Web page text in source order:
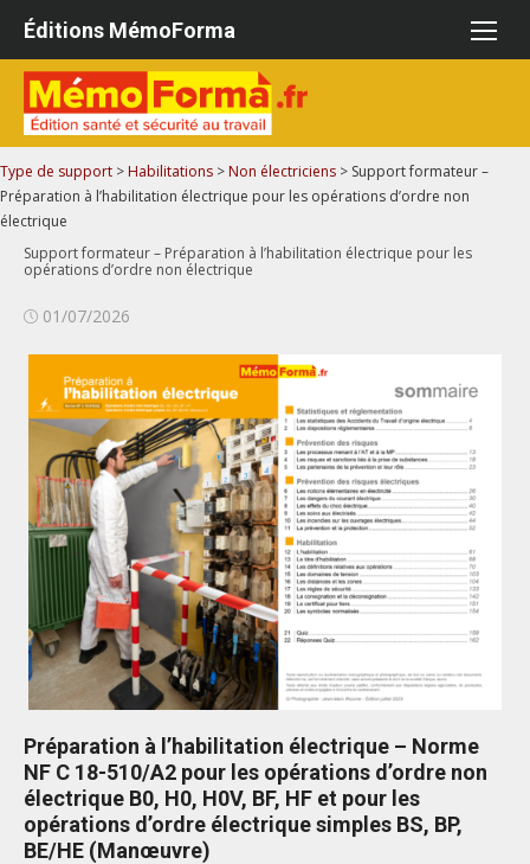
Aller
contenu
Éditions MémoForma
Type de support > Habilitations > Non électriciens > Support formateur –
Préparation à l’habilitation électrique pour les opérations d’ordre non
électrique
Support formateur – Préparation à l’habilitation électrique pour les
opérations d’ordre non électrique
Publié01/07/2026
Préparation à l’habilitation électrique – Norme
NF C 18-510/A2 pour les opérations d’ordre non
électrique B0, H0, H0V, BF, HF et pour les
opérations d’ordre électrique simples BS, BP,
BE/HE (Manœuvre)